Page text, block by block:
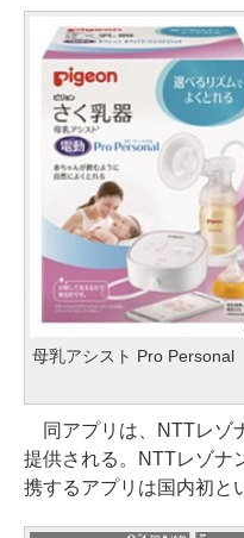
母乳アシスト Pro Personal
同アプリは、NTTレゾ
提供される。NTTレゾナ
携するアプリは国内初と